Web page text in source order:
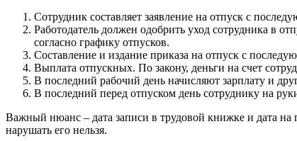
Сотрудник составляет заявление на отпуск с
Работодатель должен одобрить уход сотрудника в
согласно графику отпусков.
Составление и издание приказа на отпуск с
Выплата отпускных. По закону, деньги на счет
В последний рабочий день начисляют зарплату и
В последний перед отпуском день сотруднику на
Важный нюанс – дата записи в трудовой книжке и дата на
нарушать его нельзя.